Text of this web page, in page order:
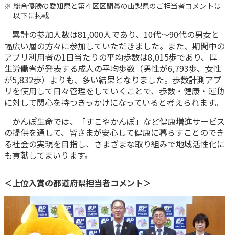
各種サービス・お知らせ
かんぽプラチナライフサービス
ご契約のしおり・約款（Web約款）
保険用語集
お問い合わせ
ご契約手続きの流れ
保険用語集
お問い合わせ
かんぽアプリ～かんぽの健康と安心を手のひらに～
すこやか健康ラボ
ラジオ体操・みんなの体操
ラジオ体操ポータルサイト
かんぽブランド
かんぽ生命のサステナビリティ
お客さまの声／お客さまサービス向上の取組み
かんぽジャンクション
総合優勝の愛知県と第４区区間賞の山梨県のご担当者コメントは
以下に掲載
累計の参加人数は81,000人であり、10代～90代の男女と
幅広い層の方々に参加していただきました。また、期間中の
アプリ利用者の1日当たりの平均歩数は8,015歩であり、厚
生労働省が発表する成人の平均歩数（男性が6,793歩、女性
が5,832歩）よりも、多い結果となりました。歩数計測アプ
リを使用して日々管理をしていくことで、歩数・健康・運動
に対して関心を持つきっかけになっていると考えられます。
かんぽ生命では、「すこやかんぽ」など健康増進サービス
の提供を通して、皆さまが安心して健康に暮らすことのでき
る社会の実現を目指し、さまざまな取り組みで地域活性化に
も貢献してまいります。
＜上位入賞の都道府県担当者コメント＞